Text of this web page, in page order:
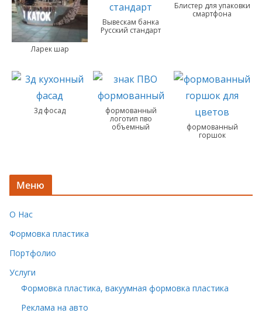
Ларек шар
Вывескам банка
Русский стандарт
Блистер для упаковки
смартфона
3д фосад
формованный
логотип пво
объемный
формованный
горшок
Меню
О Нас
Формовка пластика
Портфолио
Услуги
Формовка пластика, вакуумная формовка пластика
Реклама на авто